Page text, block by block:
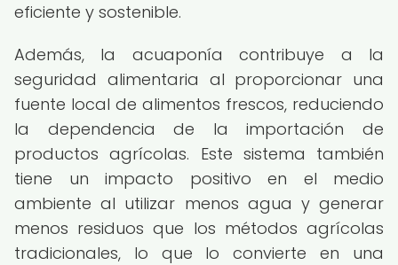
eficiente y sostenible.
Además, la acuaponía contribuye a la
seguridad alimentaria al proporcionar una
fuente local de alimentos frescos, reduciendo
la dependencia de la importación de
productos agrícolas. Este sistema también
tiene un impacto positivo en el medio
ambiente al utilizar menos agua y generar
menos residuos que los métodos agrícolas
tradicionales, lo que lo convierte en una